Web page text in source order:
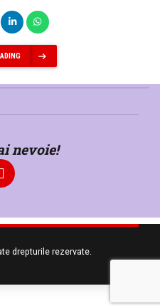
nevoie!
drepturile rezervate.